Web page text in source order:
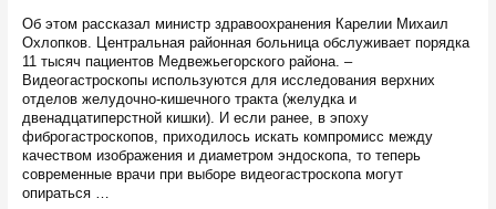
Об этом рассказал министр здравоохранения Карелии Михаил
Охлопков. Центральная районная больница обслуживает порядка
11 тысяч пациентов Медвежьегорского района. –
Видеогастроскопы используются для исследования верхних
отделов желудочно-кишечного тракта (желудка и
двенадцатиперстной кишки). И если ранее, в эпоху
фиброгастроскопов, приходилось искать компромисс между
качеством изображения и диаметром эндоскопа, то теперь
современные врачи при выборе видеогастроскопа могут
опираться …